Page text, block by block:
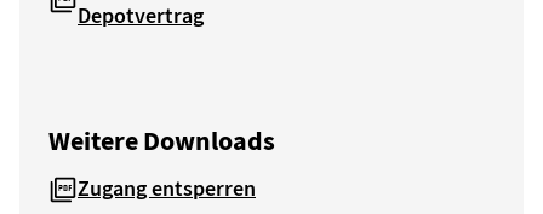
Depotvertrag
Weitere Downloads
Zugang entsperren